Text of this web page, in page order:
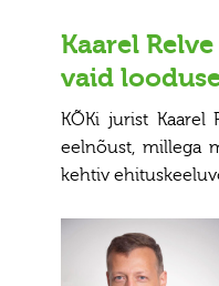
Kaarel
vaid
KÕKi jurist Kaarel
eelnõust, millega
kehtiv